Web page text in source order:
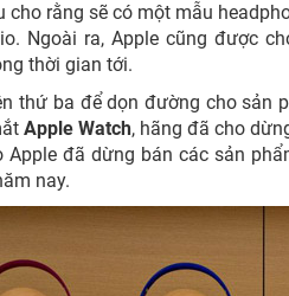
cho rằng sẽ có một mẫu
Ngoài ra, Apple cũng được
thời gian tới.
thứ ba để dọn đường cho sản
Apple Watch, hãng đã cho
Apple đã dừng bán các sản
nay.